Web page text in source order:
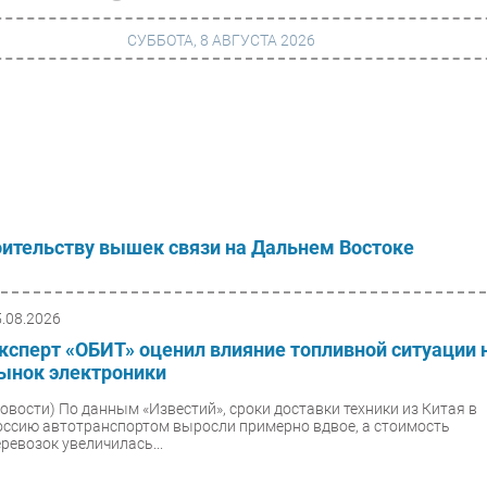
Инновации
CIO/Управление ИТ
СУББОТА, 8 АВГУСТА 2026
вышек связи на Дальнем Востоке
«ОБИТ» оценил влияние топливной ситуации
электроники
По данным «Известий», сроки доставки техники из Китая в
автотранспортом выросли примерно вдвое, а стоимость
увеличилась...